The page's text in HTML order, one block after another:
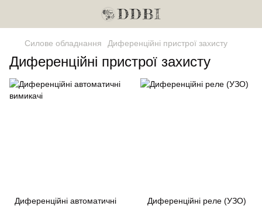
Силове обладнання Диференційні пристрої захисту
Диференційні пристрої захисту
Диференційні автоматичні
Диференційні реле (УЗО)